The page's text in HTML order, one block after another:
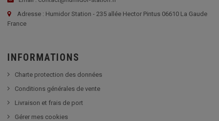
Adresse : Humidor Station - 235 allée Hector Pintus 06610 La Gaude
France
INFORMATIONS
Charte protection des données
Conditions générales de vente
Livraison et frais de port
Gérer mes cookies